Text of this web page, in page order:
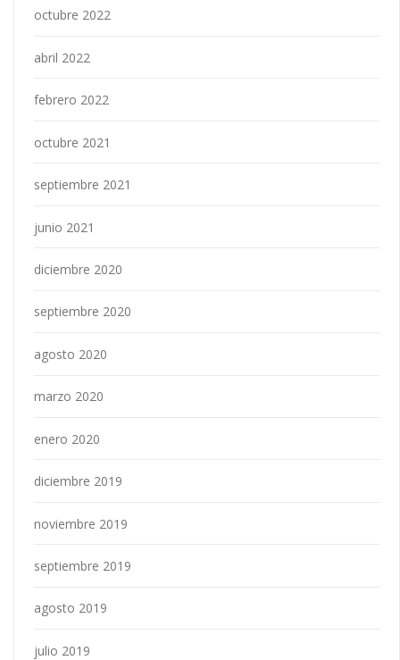
octubre 2022
abril 2022
febrero 2022
octubre 2021
septiembre 2021
junio 2021
diciembre 2020
septiembre 2020
agosto 2020
marzo 2020
enero 2020
diciembre 2019
noviembre 2019
septiembre 2019
agosto 2019
julio 2019